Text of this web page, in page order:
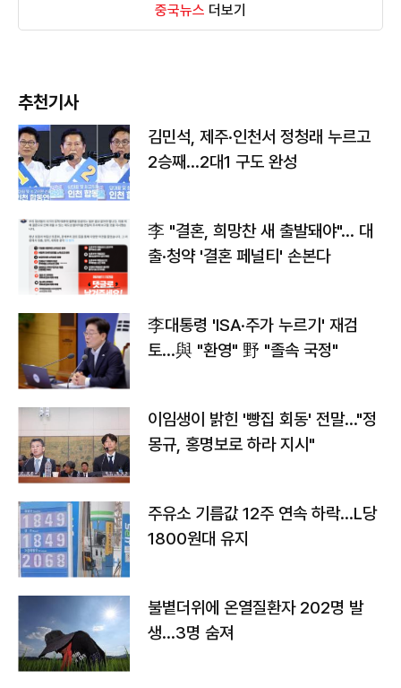
중국뉴스 더보기
추천기사
김민석, 제주·인천서 정청래 누르고
2승째…2대1 구도 완성
李 "결혼, 희망찬 새 출발돼야"… 대
출·청약 '결혼 페널티' 손본다
李대통령 'ISA·주가 누르기' 재검
토…與 "환영" 野 "졸속 국정"
이임생이 밝힌 '빵집 회동' 전말…"정
몽규, 홍명보로 하라 지시"
주유소 기름값 12주 연속 하락…L당
1800원대 유지
불볕더위에 온열질환자 202명 발
생…3명 숨져